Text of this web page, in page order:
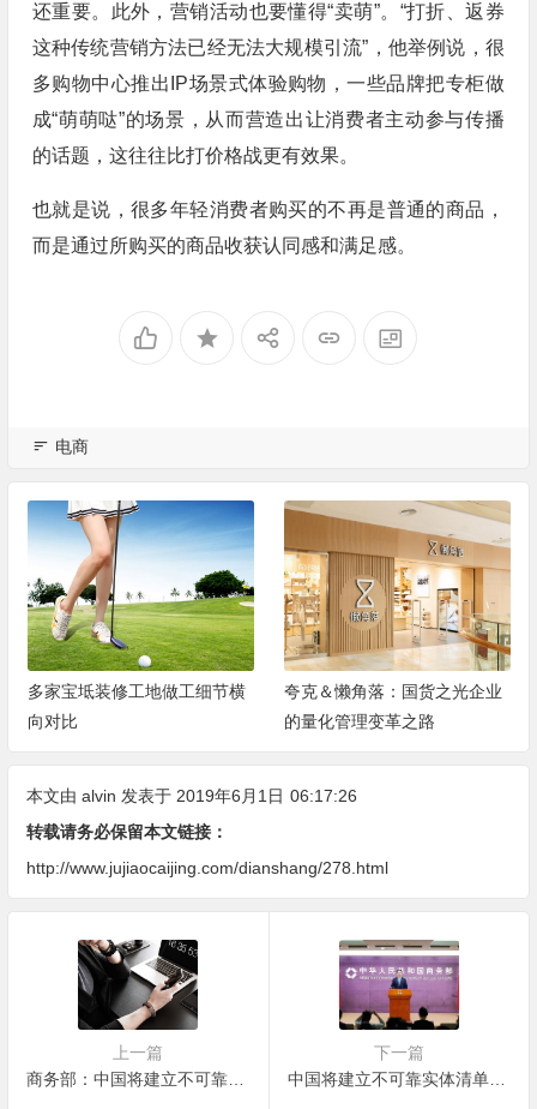
还重要。此外，营销活动也要懂得“卖萌”。“打折、返券
这种传统营销方法已经无法大规模引流”，他举例说，很
多购物中心推出IP场景式体验购物，一些品牌把专柜做
成“萌萌哒”的场景，从而营造出让消费者主动参与传播
的话题，这往往比打价格战更有效果。
也就是说，很多年轻消费者购买的不再是普通的商品，
而是通过所购买的商品收获认同感和满足感。
电商
多家宝坻装修工地做工细节横
向对比
夸克＆懒角落：国货之光企业
的量化管理变革之路
本文由 alvin 发表于 2019年6月1日 06:17:26
转载请务必保留本文链接：
http://www.jujiaocaijing.com/dianshang/278.html
上一篇
商务部：中国将建立不可靠实体清单制度
下一篇
中国将建立不可靠实体清单 外媒:或还有更多反制措施